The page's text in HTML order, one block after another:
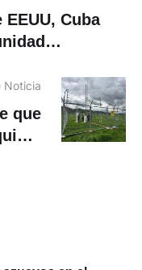
Cuba
Noticia
que